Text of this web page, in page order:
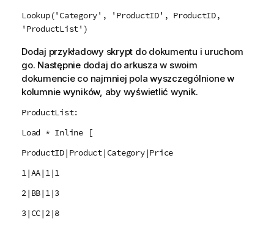
Lookup('Category', 'ProductID', ProductID,
'ProductList')
Dodaj przykładowy skrypt do dokumentu i uruchom
go. Następnie dodaj do arkusza w swoim
dokumencie co najmniej pola wyszczególnione w
kolumnie wyników, aby wyświetlić wynik.
ProductList:
Load * Inline [
ProductID|Product|Category|Price
1|AA|1|1
2|BB|1|3
3|CC|2|8